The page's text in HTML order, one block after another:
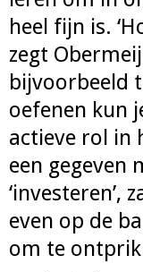
heel fijn is.
zegt
bijvoorbeeld
oefenen kun
actieve rol in
een gegeven
‘investeren’,
even op de
om te